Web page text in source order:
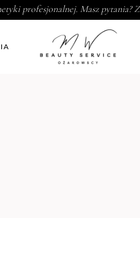
profesjonalnej. Masz pytania?